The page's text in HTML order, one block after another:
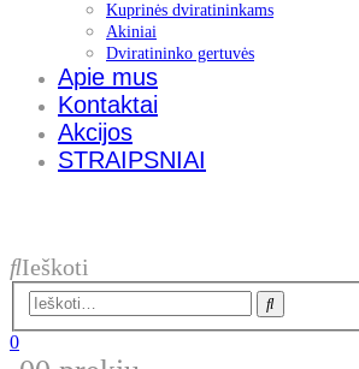
Kuprinės dviratininkams
Akiniai
Dviratininko gertuvės
Apie mus
Kontaktai
Akcijos
STRAIPSNIAI
Ieškoti
0